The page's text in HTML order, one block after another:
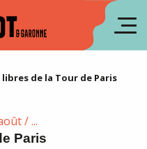
de la Tour de Paris
/ ...
Paris